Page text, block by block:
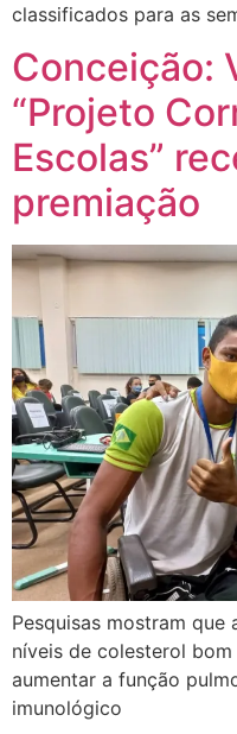
classificados para as
Conceição:
“Projeto
Escolas”
premiação
Pesquisas mostram
níveis de colesterol
aumentar a função
imunológico